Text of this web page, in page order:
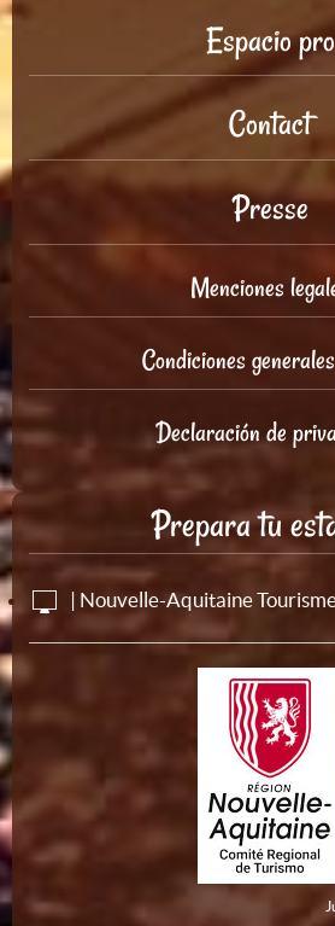
Espacio pro
Contact
Presse
Menciones
Condiciones
Declaración de
Prepara tu
| Nouvelle-Aquitaine